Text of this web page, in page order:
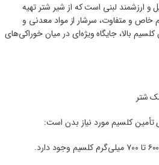
ارزشمند لبنی است که از شیر شتر تهیه
و متفاوت، سرشار از مواد معدنی و
بالا، جایگاه ویژه‌ای در میان خوراکی‌های
شتر
کلسیم مورد نیاز بدن است: